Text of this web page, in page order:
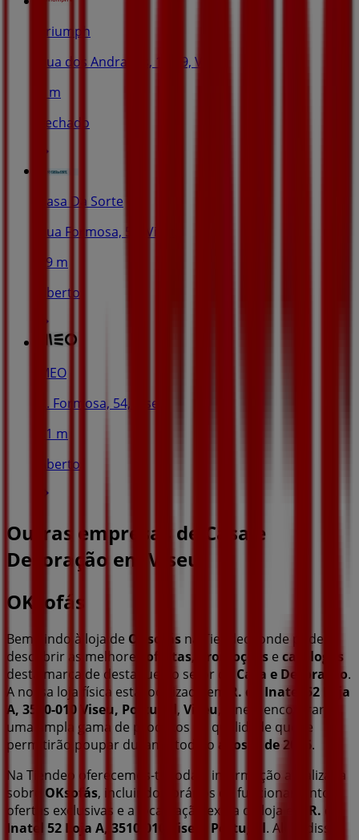
Triumph
Rua dos Andrades, 17-19, Viseu
5 m
Fechado
Casa Da Sorte
Rua Formosa, 56, Viseu
29 m
Aberto
MEO
R. Formosa, 54, Viseu
31 m
Aberto
Outras empresas de Casa e
Decoração em Viseu
OKsofás
Bem-vindo à loja de OKsofás na Tiendeo, onde podes
descobrir as melhores
ofertas promoções e catálogos
desta marca de destaque no setor de Casa e Decoração.
A nossa loja física está localizada em
R. do Inatel 52 Loja
A, 3510-010 Viseu, Portugal , Viseu , e nela encontrarás
uma ampla gama de produtos de qualidade que te
permitirão poupar durante todo o
agosto de 2026 .
Na Tiendeo oferecemos-te toda a informação atualizada
sobre OKsofás, incluindo horários de funcionamento,
ofertas exclusivas e a localização exata da loja em
R. do
Inatel 52 Loja A, 3510-010 Viseu, Portugal. Além disso,